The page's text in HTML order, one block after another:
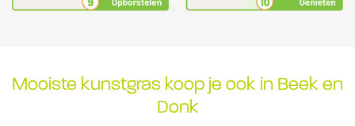
Mooiste kunstgras koop je ook in Beek en
Donk